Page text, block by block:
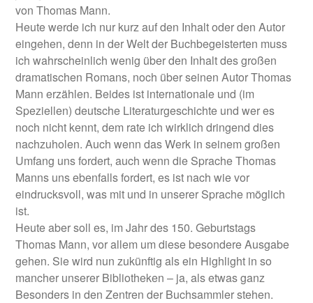
von Thomas Mann.
Heute werde ich nur kurz auf den Inhalt oder den Autor
eingehen, denn in der Welt der Buchbegeisterten muss
ich wahrscheinlich wenig über den Inhalt des großen
dramatischen Romans, noch über seinen Autor Thomas
Mann erzählen. Beides ist internationale und (im
Speziellen) deutsche Literaturgeschichte und wer es
noch nicht kennt, dem rate ich wirklich dringend dies
nachzuholen. Auch wenn das Werk in seinem großen
Umfang uns fordert, auch wenn die Sprache Thomas
Manns uns ebenfalls fordert, es ist nach wie vor
eindrucksvoll, was mit und in unserer Sprache möglich
ist.
Heute aber soll es, im Jahr des 150. Geburtstags
Thomas Mann, vor allem um diese besondere Ausgabe
gehen. Sie wird nun zukünftig als ein Highlight in so
mancher unserer Bibliotheken – ja, als etwas ganz
Besonders in den Zentren der Buchsammler stehen.